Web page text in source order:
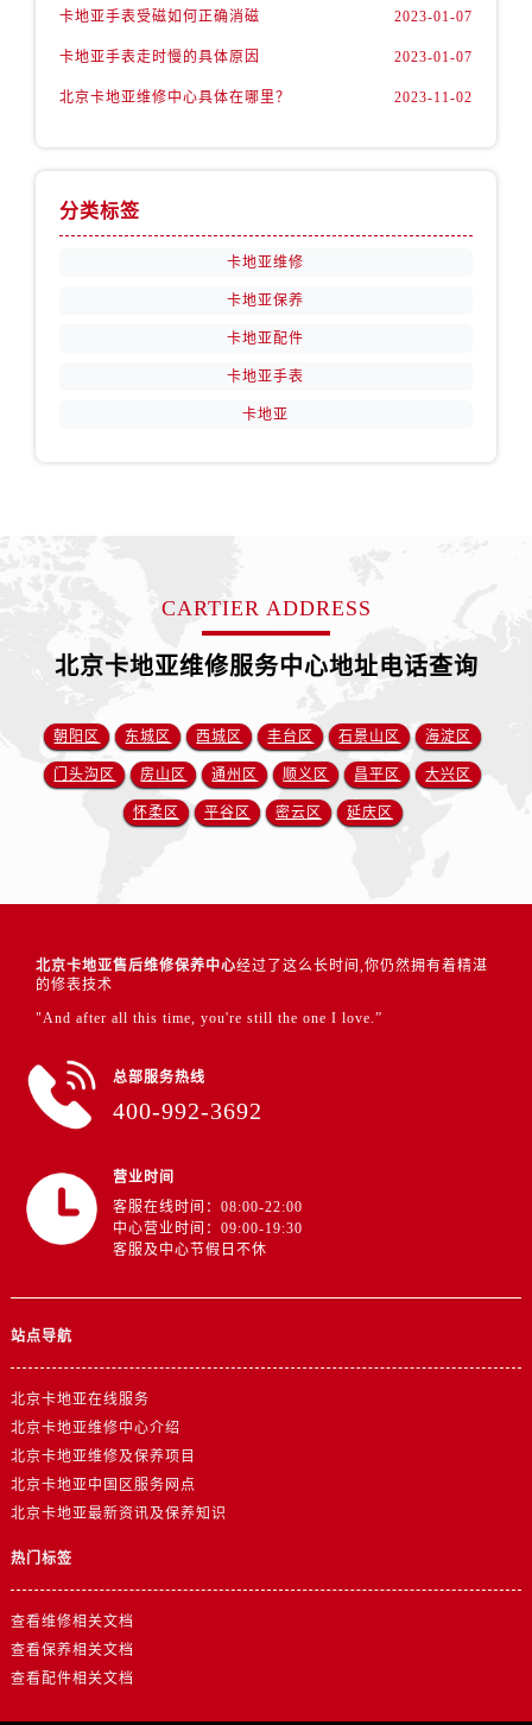
卡地亚手表受磁如何正确消磁 2023-01-07
卡地亚手表走时慢的具体原因 2023-01-07
北京卡地亚维修中心具体在哪里？ 2023-11-02
分类标签
卡地亚维修
卡地亚保养
卡地亚配件
卡地亚手表
卡地亚
CARTIER ADDRESS
北京卡地亚维修服务中心地址电话查询
朝阳区 东城区 西城区 丰台区 石景山区 海淀区
门头沟区 房山区 通州区 顺义区 昌平区 大兴区
怀柔区 平谷区 密云区 延庆区
北京卡地亚售后维修保养中心经过了这么长时间,你仍然拥有着精湛
的修表技术
"And after all this time, you're still the one I love.”
总部服务热线
400-992-3692
营业时间
客服在线时间：08:00-22:00
中心营业时间：09:00-19:30
客服及中心节假日不休
站点导航
北京卡地亚在线服务
北京卡地亚维修中心介绍
北京卡地亚维修及保养项目
北京卡地亚中国区服务网点
北京卡地亚最新资讯及保养知识
热门标签
查看维修相关文档
查看保养相关文档
查看配件相关文档